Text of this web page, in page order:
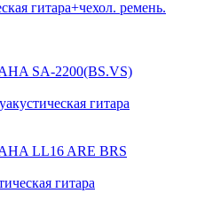
гитара+чехол. ремень.
гитара
гитара